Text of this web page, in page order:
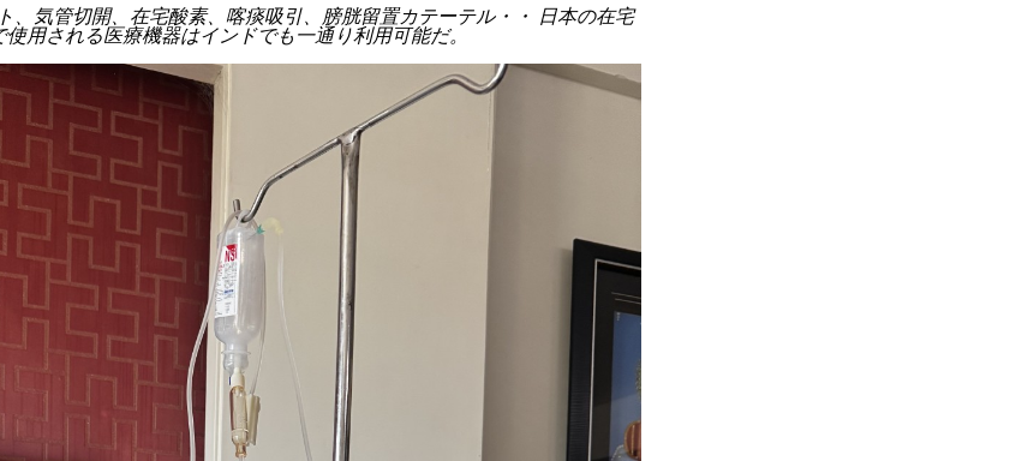
、気管切開、在宅酸素、喀痰吸引、膀胱留置カテーテル・・ 日本の在宅
使用される医療機器はインドでも一通り利用可能だ。